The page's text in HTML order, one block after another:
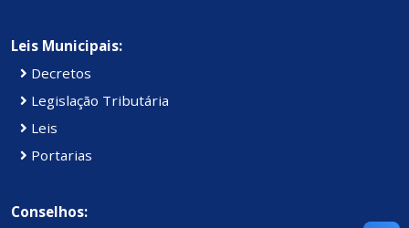
Leis Municipais:
Decretos
Legislação Tributária
Leis
Portarias
Conselhos: